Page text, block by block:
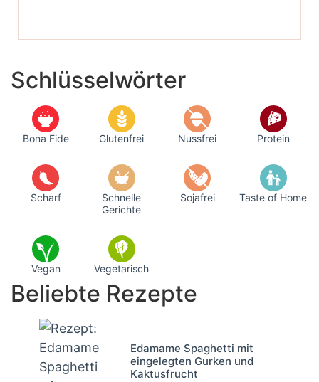
Schlüsselwörter
Bona Fide Glutenfrei Nussfrei Protein
Scharf
Schnelle
Gerichte
Sojafrei Taste of Home
Vegan Vegetarisch
Beliebte Rezepte
Edamame Spaghetti mit
eingelegten Gurken und
Kaktusfrucht